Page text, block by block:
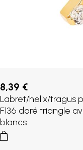
8,39 €
Labret/helix/tragus
F136 doré triangle
blancs